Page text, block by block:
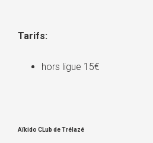
Tarifs:
hors ligue 15€
Aïkido CLub de Trélazé